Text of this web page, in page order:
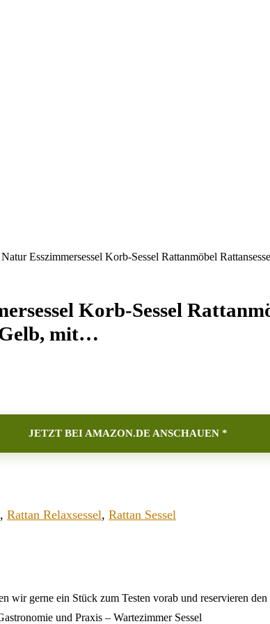
Esszimmersessel Korb-Sessel Rattanmöbel
Korb-Sessel
Gelb, mit…
JETZT BEI AMAZON.DE ANSCHAUEN *
, Rattan Relaxsessel, Rattan Sessel
wir gerne ein Stück zum Testen vorab und reservieren den
und Praxis – Wartezimmer Sessel